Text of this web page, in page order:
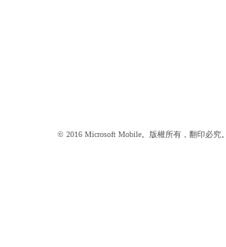
© 2016 Microsoft Mobile。版權所有，翻印必究。